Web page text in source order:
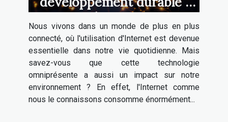
quel rapport ?
Nous vivons dans un monde de plus en plus
connecté, où l'utilisation d'Internet est devenue
essentielle dans notre vie quotidienne. Mais
savez-vous que cette technologie
omniprésente a aussi un impact sur notre
environnement ? En effet, l'Internet comme
nous le connaissons consomme énormément...